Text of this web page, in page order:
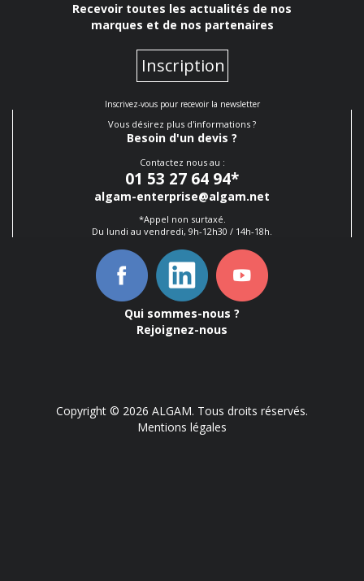
Recevoir toutes les actualités de nos
marques et de nos partenaires
Inscription
Inscrivez-vous pour recevoir la newsletter
Vous désirez plus d'informations ?
Besoin d'un devis ?
Contactez nous au :
01 53 27 64 94*
algam-enterprise@algam.net
*Appel non surtaxé.
Du lundi au vendredi, 9h-12h30 / 14h-18h.
Qui sommes-nous ?
Rejoignez-nous
Copyright © 2026 ALGAM. Tous droits réservés.
Mentions légales